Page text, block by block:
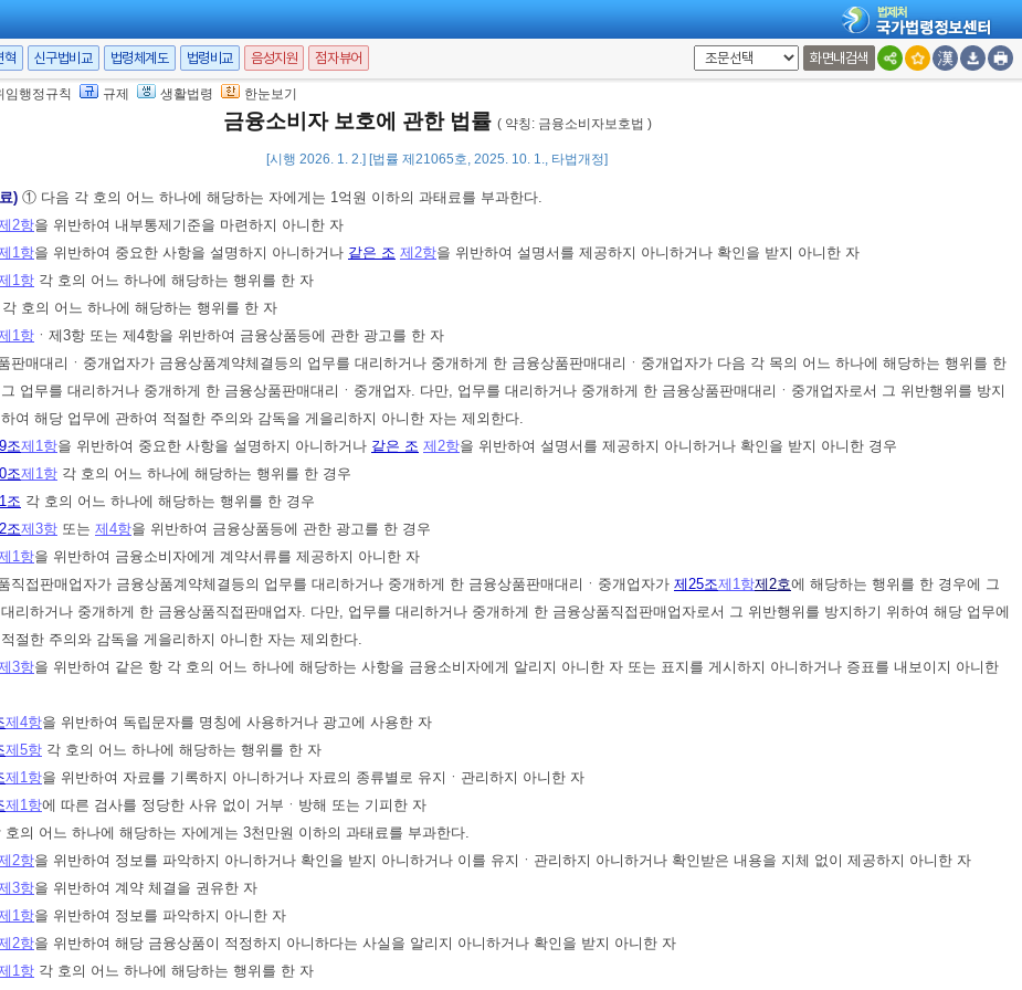
혁 신구법비교 법령체계도 법령비교 음성지원 점자뷰어 화면내검색
임행정규칙 규제 생활법령 한눈보기
금융소비자 보호에 관한 법률 ( 약칭: 금융소비자보호법 )
[시행 2026. 1. 2.] [법률 제21065호, 2025. 10. 1., 타법개정]
정)법인(단체를 포함한다. 이하 이 조에서 같다)의 대표자나 법인 또는 개인의 대리인, 사용인, 그 밖의 종업원이 그 법인 또는 개인의 업무에 관하여
위를 하면 그 행위자를 벌하는 외에 그 법인 또는 개인에게도 해당 조문의 벌금형을 과(科)한다. 다만, 법인 또는 개인이 그 위반행위를 방지하기 위하여 해당 업
) ① 다음 각 호의 어느 하나에 해당하는 자에게는 1억원 이하의 과태료를 부과한다.
2항을 위반하여 내부통제기준을 마련하지 아니한 자
1항을 위반하여 중요한 사항을 설명하지 아니하거나 같은 조 제2항을 위반하여 설명서를 제공하지 아니하거나 확인을 받지 아니한 자
1항 각 호의 어느 하나에 해당하는 행위를 한 자
각 호의 어느 하나에 해당하는 행위를 한 자
1항 ㆍ제3항 또는 제4항을 위반하여 금융상품등에 관한 광고를 한 자
판매대리ㆍ중개업자가 금융상품계약체결등의 업무를 대리하거나 중개하게 한 금융상품판매대리ㆍ중개업자가 다음 각 목의 어느 하나에 해당하는 행위를 한
업무를 대리하거나 중개하게 한 금융상품판매대리ㆍ중개업자. 다만, 업무를 대리하거나 중개하게 한 금융상품판매대리ㆍ중개업자로서 그 위반행위를 방지
여 해당 업무에 관하여 적절한 주의와 감독을 게을리하지 아니한 자는 제외한다.
조제1항을 위반하여 중요한 사항을 설명하지 아니하거나 같은 조 제2항을 위반하여 설명서를 제공하지 아니하거나 확인을 받지 아니한 경우
조제1항 각 호의 어느 하나에 해당하는 행위를 한 경우
조 각 호의 어느 하나에 해당하는 행위를 한 경우
조제3항 또는 제4항을 위반하여 금융상품등에 관한 광고를 한 경우
1항을 위반하여 금융소비자에게 계약서류를 제공하지 아니한 자
직접판매업자가 금융상품계약체결등의 업무를 대리하거나 중개하게 한 금융상품판매대리ㆍ중개업자가 제25조제1항제2호에 해당하는 행위를 한 경우에 그
리하거나 중개하게 한 금융상품직접판매업자. 다만, 업무를 대리하거나 중개하게 한 금융상품직접판매업자로서 그 위반행위를 방지하기 위하여 해당 업무에
절한 주의와 감독을 게을리하지 아니한 자는 제외한다.
3항을 위반하여 같은 항 각 호의 어느 하나에 해당하는 사항을 금융소비자에게 알리지 아니한 자 또는 표지를 게시하지 아니하거나 증표를 내보이지 아니한
제4항을 위반하여 독립문자를 명칭에 사용하거나 광고에 사용한 자
제5항 각 호의 어느 하나에 해당하는 행위를 한 자
제1항을 위반하여 자료를 기록하지 아니하거나 자료의 종류별로 유지ㆍ관리하지 아니한 자
제1항에 따른 검사를 정당한 사유 없이 거부ㆍ방해 또는 기피한 자
의 어느 하나에 해당하는 자에게는 3천만원 이하의 과태료를 부과한다.
2항을 위반하여 정보를 파악하지 아니하거나 확인을 받지 아니하거나 이를 유지ㆍ관리하지 아니하거나 확인받은 내용을 지체 없이 제공하지 아니한 자
3항을 위반하여 계약 체결을 권유한 자
1항을 위반하여 정보를 파악하지 아니한 자
2항을 위반하여 해당 금융상품이 적정하지 아니하다는 사실을 알리지 아니하거나 확인을 받지 아니한 자
1항 각 호의 어느 하나에 해당하는 행위를 한 자